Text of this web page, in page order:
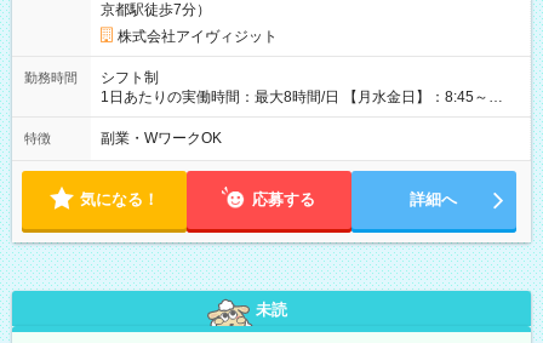
京都駅徒歩7分）
株式会社アイヴィジット
勤務時間
シフト制
1日あたりの実働時間：最大8時間/日 【月水金日】：8:45～
16:30 【火木】：8:45～19:00 週3日～OK、シフト制 ※扶養内
勤務OK ※月1回～2回程度、日曜日出勤をお願いします。 ※時間
ん。
特徴 副業・WワークOK
気になる！ 応募する 詳細へ
未読